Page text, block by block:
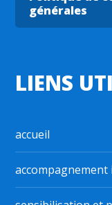
générales
LIENS
accueil
accompagnement